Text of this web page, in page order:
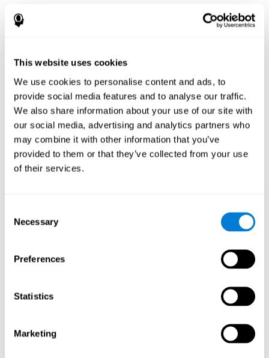
This website uses cookies
We use cookies to personalise content and ads, to
provide social media features and to analyse our traffic.
We also share information about your use of our site with
our social media, advertising and analytics partners who
may combine it with other information that you’ve
provided to them or that they’ve collected from your use
of their services.
Selection
Necessary
Preferences
Statistics
Marketing
Javier Díaz
Quality Assurance Manager
Linkedin